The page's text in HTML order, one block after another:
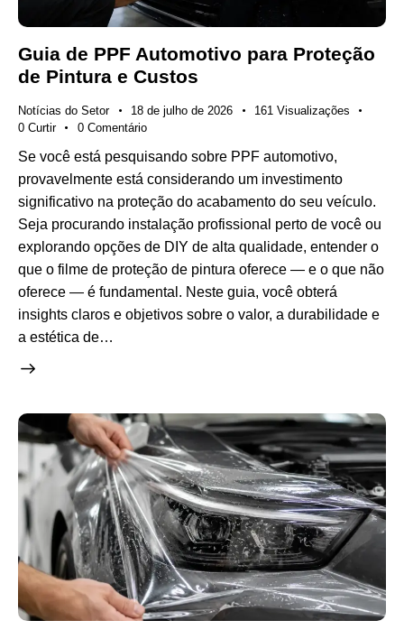
Guia de PPF Automotivo para Proteção
de Pintura e Custos
Notícias do Setor 18 de julho de 2026 161 Visualizações
0 Curtir 0 Comentário
Se você está pesquisando sobre PPF automotivo,
provavelmente está considerando um investimento
significativo na proteção do acabamento do seu veículo.
Seja procurando instalação profissional perto de você ou
explorando opções de DIY de alta qualidade, entender o
que o filme de proteção de pintura oferece — e o que não
oferece — é fundamental. Neste guia, você obterá
insights claros e objetivos sobre o valor, a durabilidade e
a estética de…